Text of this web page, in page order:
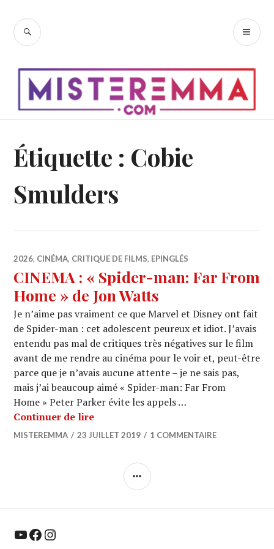
contenu
RECHERCHE
Étiquette : Cobie
Smulders
2026, CINÉMA, CRITIQUE DE FILMS, EPINGLÉS
CINEMA : « Spider-man: Far From
Home » de Jon Watts
Je n’aime pas vraiment ce que Marvel et Disney ont fait
de Spider-man : cet adolescent peureux et idiot. J’avais
entendu pas mal de critiques très négatives sur le film
avant de me rendre au cinéma pour le voir et, peut-être
parce que je n’avais aucune attente – je ne sais pas,
mais j’ai beaucoup aimé « Spider-man: Far From
Home » Peter Parker évite les appels …
Continuer de lireCINEMA : « Spider-man: Far From
MISTEREMMA 23 JUILLET 2019 1 COMMENTAIRE
COLONNE
YouTube Facebook Instagram